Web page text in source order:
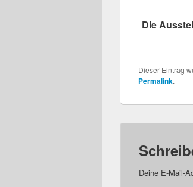
Die
Dieser Eintrag
Permalink.
Deine E-Mail-